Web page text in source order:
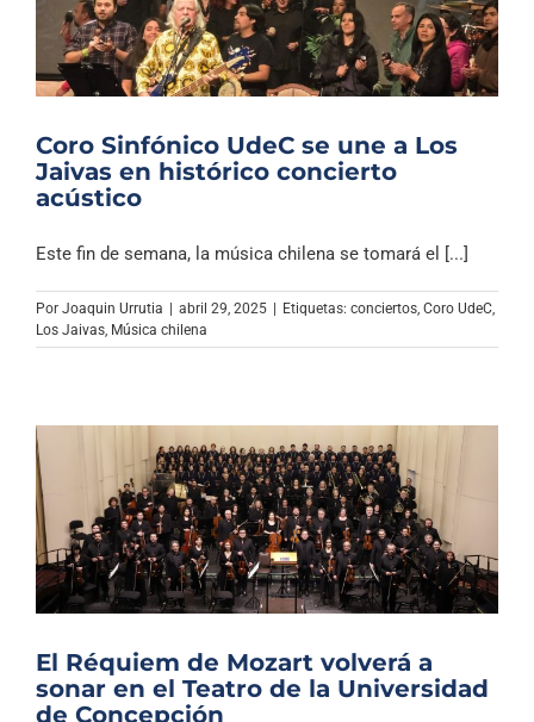
Coro Sinfónico UdeC se une a Los
Jaivas en histórico concierto
acústico
Este fin de semana, la música chilena se tomará el [...]
Por Joaquin Urrutia abril 29, 2025 Etiquetas: conciertos, Coro UdeC,
Los Jaivas, Música chilena
El Réquiem de Mozart volverá a
sonar en el Teatro de la Universidad
de Concepción